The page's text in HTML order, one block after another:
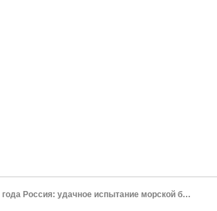
31 декабря 2007 года Россия: удачное испытание морской баллистической ракеты